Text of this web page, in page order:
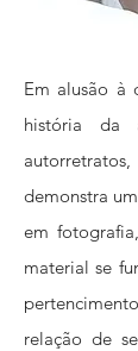
Em alusão à
história da
demonstra
em
material se
relação de